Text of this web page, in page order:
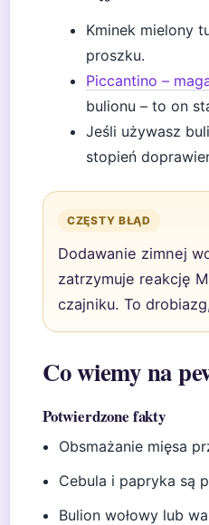
Kminek mielony
proszku.
Piccantino –
bulionu – to on
Jeśli używasz
stopień
CZĘSTY BŁĄD
Dodawanie zimnej
zatrzymuje reakcję
czajniku. To
Co wiemy na
Potwierdzone fakty
Obsmażanie mięsa
Cebula i papryka są
Bulion wołowy lub